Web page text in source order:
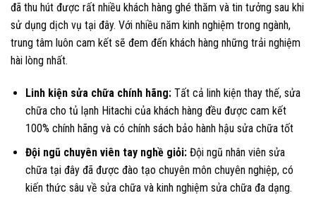
đã thu hút được rất nhiều khách hàng ghé thăm và tin tưởng sau khi
sử dụng dịch vụ tại đây. Với nhiều năm kinh nghiệm trong ngành,
trung tâm luôn cam kết sẽ đem đến khách hàng những trải nghiệm
hài lòng nhất.
Linh kiện sửa chữa chính hãng: Tất cả linh kiện thay thế, sửa
chữa cho tủ lạnh Hitachi của khách hàng đều được cam kết
100% chính hãng và có chính sách bảo hành hậu sửa chữa tốt
Đội ngũ chuyên viên tay nghề giỏi: Đội ngũ nhân viên sửa
chữa tại đây đã được đào tạo chuyên môn chuyên nghiệp, có
kiến thức sâu về sửa chữa và kinh nghiệm sửa chữa đa dạng.